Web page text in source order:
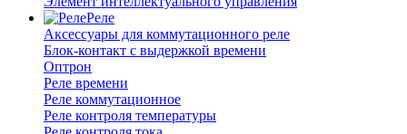
Реле
Аксессуары для коммутационного реле
Блок-контакт с выдержкой времени
Оптрон
Реле времени
Реле коммутационное
Реле контроля температуры